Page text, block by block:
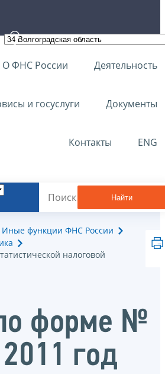
О ФНС России Деятельность
и госуслуги Документы
Контакты ENG
Найти
Иные функции ФНС России
налоговой
форме №
год